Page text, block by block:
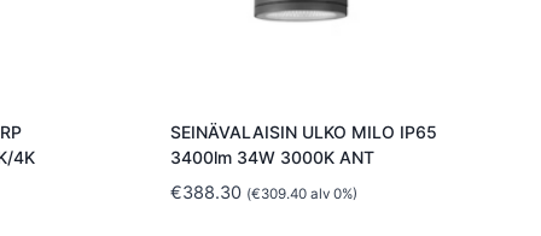
4K
SEINÄVALAISIN ULKO MILO IP65
3400lm 34W 3000K ANT
€388.30 (€309.40 alv 0%)